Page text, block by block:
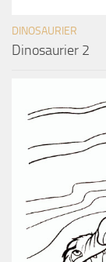
DINOSAURIER
Dinosaurier 2